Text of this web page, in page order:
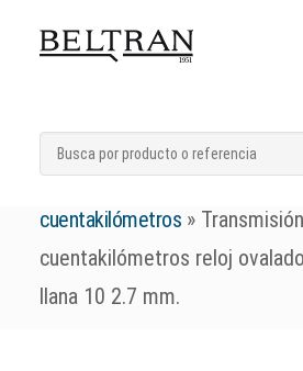
Recambios
Cascos
Inicio Recambios » Sistema de
transmisiones»Transmisiones
cuentakilómetros » Transmisión
cuentakilómetros reloj
llana 10 2.7 mm.